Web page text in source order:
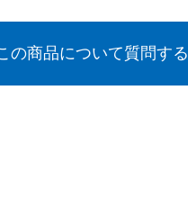
の商品について質問する